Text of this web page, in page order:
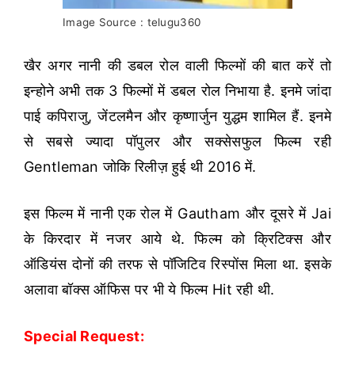
Image Source : telugu360
खैर अगर नानी की डबल रोल वाली फिल्मों की बात करें तो
इन्होने अभी तक 3 फिल्मों में डबल रोल निभाया है. इनमे जांदा
पाई कपिराजु, जेंटलमैन और कृष्णार्जुन युद्धम शामिल हैं. इनमे
से सबसे ज्यादा पॉपुलर और सक्सेसफुल फिल्म रही
Gentleman जोकि रिलीज़ हुई थी 2016 में.
इस फिल्म में नानी एक रोल में Gautham और दूसरे में Jai
के किरदार में नजर आये थे. फिल्म को क्रिटिक्स और
ऑडियंस दोनों की तरफ से पॉजिटिव रिस्पोंस मिला था. इसके
अलावा बॉक्स ऑफिस पर भी ये फिल्म Hit रही थी.
Special Request: